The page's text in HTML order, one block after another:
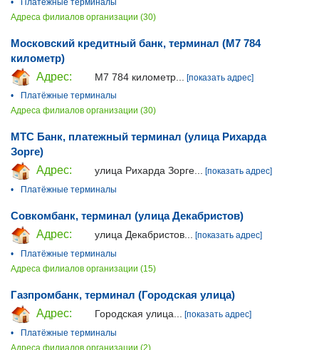
Адреса филиалов организации (30)
Московский кредитный банк, терминал (М7 784
километр)
Адрес:
М7 784 километр...
[показать адрес]
•
Платёжные терминалы
Адреса филиалов организации (30)
МТС Банк, платежный терминал (улица Рихарда
Зорге)
Адрес:
улица Рихарда Зорге... [показать адрес]
•
Платёжные терминалы
Совкомбанк, терминал (улица Декабристов)
Адрес:
улица Декабристов...
[показать адрес]
•
Платёжные терминалы
Адреса филиалов организации (15)
Газпромбанк, терминал (Городская улица)
Адрес:
Городская улица...
[показать адрес]
•
Платёжные терминалы
Адреса филиалов организации (2)